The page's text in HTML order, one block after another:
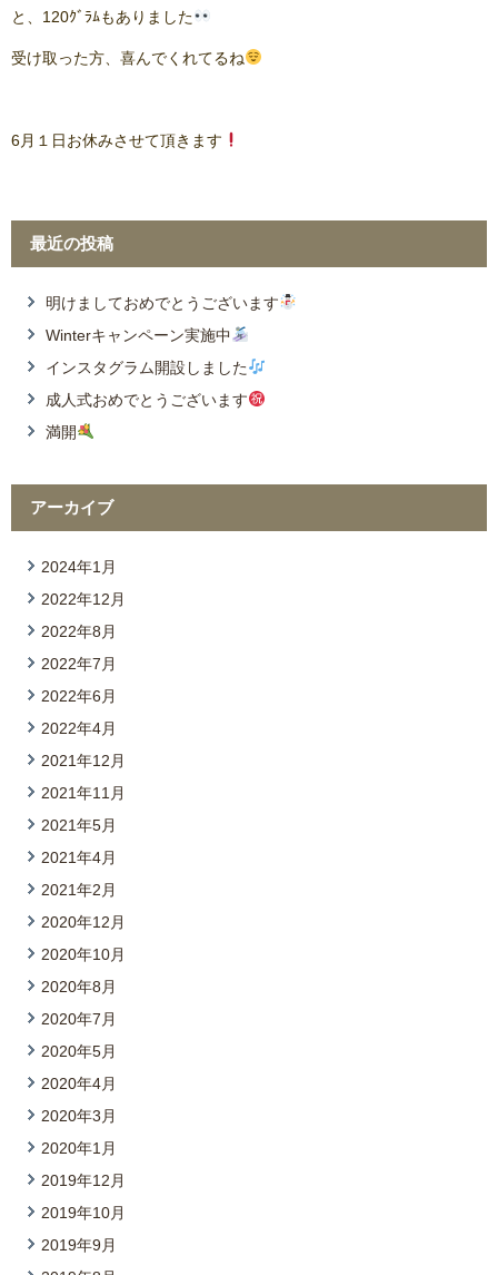
と、120ｸﾞﾗﾑもありました
受け取った方、喜んでくれてるね
6月１日お休みさせて頂きます
最近の投稿
明けましておめでとうございます
Winterキャンペーン実施中
インスタグラム開設しました
成人式おめでとうございます
満開
アーカイブ
2024年1月
2022年12月
2022年8月
2022年7月
2022年6月
2022年4月
2021年12月
2021年11月
2021年5月
2021年4月
2021年2月
2020年12月
2020年10月
2020年8月
2020年7月
2020年5月
2020年4月
2020年3月
2020年1月
2019年12月
2019年10月
2019年9月